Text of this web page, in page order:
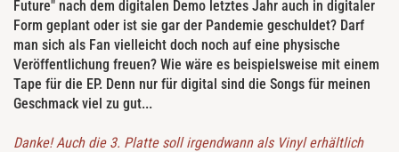
Future" nach dem digitalen Demo letztes Jahr auch in digitaler
Form geplant oder ist sie gar der Pandemie geschuldet? Darf
man sich als Fan vielleicht doch noch auf eine physische
Veröffentlichung freuen? Wie wäre es beispielsweise mit einem
Tape für die EP. Denn nur für digital sind die Songs für meinen
Geschmack viel zu gut...
Danke! Auch die 3. Platte soll irgendwann als Vinyl erhältlich